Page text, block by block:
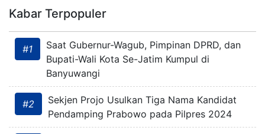
Kabar Terpopuler
#1
Saat Gubernur-Wagub, Pimpinan DPRD, dan
Bupati-Wali Kota Se-Jatim Kumpul di
Banyuwangi
#2
Sekjen Projo Usulkan Tiga Nama Kandidat
Pendamping Prabowo pada Pilpres 2024